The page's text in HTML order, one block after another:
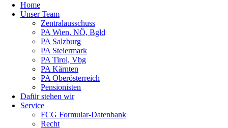
Home
Unser Team
Zentralausschuss
PA Wien, NÖ, Bgld
PA Salzburg
PA Steiermark
PA Tirol, Vbg
PA Kärnten
PA Oberösterreich
Pensionisten
Dafür stehen wir
Service
FCG Formular-Datenbank
Recht